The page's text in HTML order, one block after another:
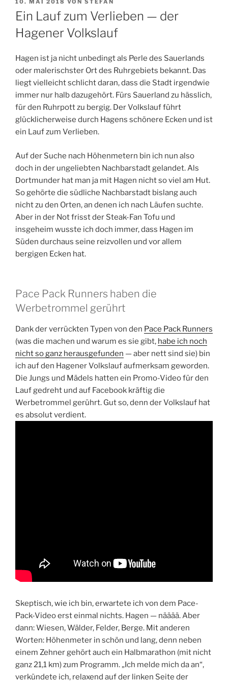
AM
10. MAI 2018 VON STEFAN
Ein Lauf zum Verlieben — der
Hagener Volkslauf
Hagen ist ja nicht unbedingt als Perle des Sauerlands
oder malerischster Ort des Ruhrgebiets bekannt. Das
liegt vielleicht schlicht daran, dass die Stadt irgendwie
immer nur halb dazugehört. Fürs Sauerland zu hässlich,
für den Ruhrpott zu bergig. Der Volkslauf führt
glücklicherweise durch Hagens schönere Ecken und ist
ein Lauf zum Verlieben.
Auf der Suche nach Höhenmetern bin ich nun also
doch in der ungeliebten Nachbarstadt gelandet. Als
Dortmunder hat man ja mit Hagen nicht so viel am Hut.
So gehörte die südliche Nachbarstadt bislang auch
nicht zu den Orten, an denen ich nach Läufen suchte.
Aber in der Not frisst der Steak-Fan Tofu und
insgeheim wusste ich doch immer, dass Hagen im
Süden durchaus seine reizvollen und vor allem
bergigen Ecken hat.
Pace Pack Runners haben die
Werbetrommel gerührt
Dank der verrückten Typen von den Pace Pack Runners
(was die machen und warum es sie gibt, habe ich noch
nicht so ganz herausgefunden — aber nett sind sie) bin
ich auf den Hagener Volkslauf aufmerksam geworden.
Die Jungs und Mädels hatten ein Promo-Video für den
Lauf gedreht und auf Facebook kräftig die
Werbetrommel gerührt. Gut so, denn der Volkslauf hat
es absolut verdient.
Skeptisch, wie ich bin, erwartete ich von dem Pace-
Pack-Video erst einmal nichts. Hagen — nääää. Aber
dann: Wiesen, Wälder, Felder, Berge. Mit anderen
Worten: Höhenmeter in schön und lang, denn neben
einem Zehner gehört auch ein Halbmarathon (mit nicht
ganz 21,1 km) zum Programm. „Ich melde mich da an“,
verkündete ich, relaxend auf der linken Seite der